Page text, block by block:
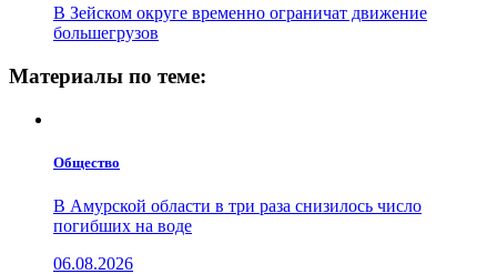
В Зейском округе временно ограничат движение
большегрузов
Материалы по теме:
Общество
В Амурской области в три раза снизилось число
погибших на воде
06.08.2026